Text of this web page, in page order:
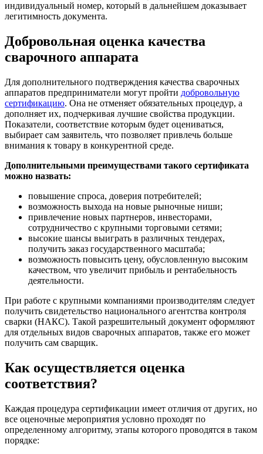
индивидуальный номер, который в дальнейшем доказывает
легитимность документа.
Добровольная оценка качества
сварочного аппарата
Для дополнительного подтверждения качества сварочных
аппаратов предприниматели могут пройти добровольную
сертификацию. Она не отменяет обязательных процедур, а
дополняет их, подчеркивая лучшие свойства продукции.
Показатели, соответствие которым будет оцениваться,
выбирает сам заявитель, что позволяет привлечь больше
внимания к товару в конкурентной среде.
Дополнительными преимуществами такого сертификата
можно назвать:
повышение спроса, доверия потребителей;
возможность выхода на новые рыночные ниши;
привлечение новых партнеров, инвесторами,
сотрудничество с крупными торговыми сетями;
высокие шансы выиграть в различных тендерах,
получить заказ государственного масштаба;
возможность повысить цену, обусловленную высоким
качеством, что увеличит прибыль и рентабельность
деятельности.
При работе с крупными компаниями производителям следует
получить свидетельство национального агентства контроля
сварки (НАКС). Такой разрешительный документ оформляют
для отдельных видов сварочных аппаратов, также его может
получить сам сварщик.
Как осуществляется оценка
соответствия?
Каждая процедура сертификации имеет отличия от других, но
все оценочные мероприятия условно проходят по
определенному алгоритму, этапы которого проводятся в таком
порядке: